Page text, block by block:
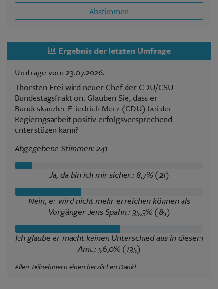
Abstimmen
Ergebnis der letzten Umfrage
Umfrage vom 23.07.2026:
Thorsten Frei wird neuer Chef der CDU/CSU-
Bundestagsfraktion. Glauben Sie, dass er
Bundeskanzler Friedrich Merz (CDU) bei der
Regierngsarbeit positiv erfolgsversprechend
unterstüzen kann?
Abgegebene Stimmen: 241
Ja, da bin ich mir sicher.: 8,7% (21)
Nein, er wird nicht mehr erreichen können als
Vorgänger Jens Spahn.: 35,3% (85)
Ich glaube er macht keinen Unterschied aus in diesem
Amt.: 56,0% (135)
Allen Teilnehmern einen herzlichen Dank!